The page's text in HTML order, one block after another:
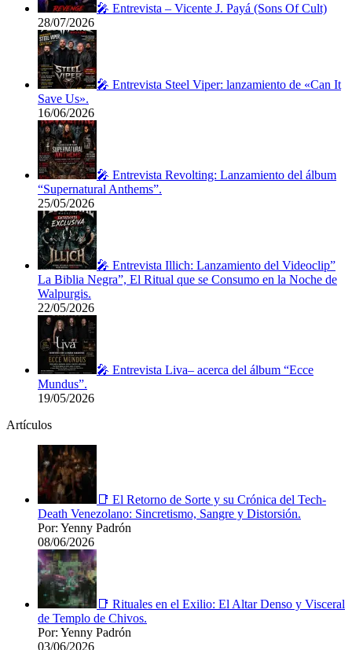
🎤 Entrevista – Vicente J. Payá (Sons Of Cult)
28/07/2026
🎤 Entrevista Steel Viper: lanzamiento de «Can It
Save Us».
16/06/2026
🎤 Entrevista Revolting: Lanzamiento del álbum
“Supernatural Anthems”.
25/05/2026
🎤 Entrevista Illich: Lanzamiento del Videoclip”
La Biblia Negra”, El Ritual que se Consumo en la Noche de
Walpurgis.
22/05/2026
🎤 Entrevista Liva– acerca del álbum “Ecce
Mundus”.
19/05/2026
Artículos
📑 El Retorno de Sorte y su Crónica del Tech-
Death Venezolano: Sincretismo, Sangre y Distorsión.
Por: Yenny Padrón
08/06/2026
📑 Rituales en el Exilio: El Altar Denso y Visceral
de Templo de Chivos.
Por: Yenny Padrón
03/06/2026